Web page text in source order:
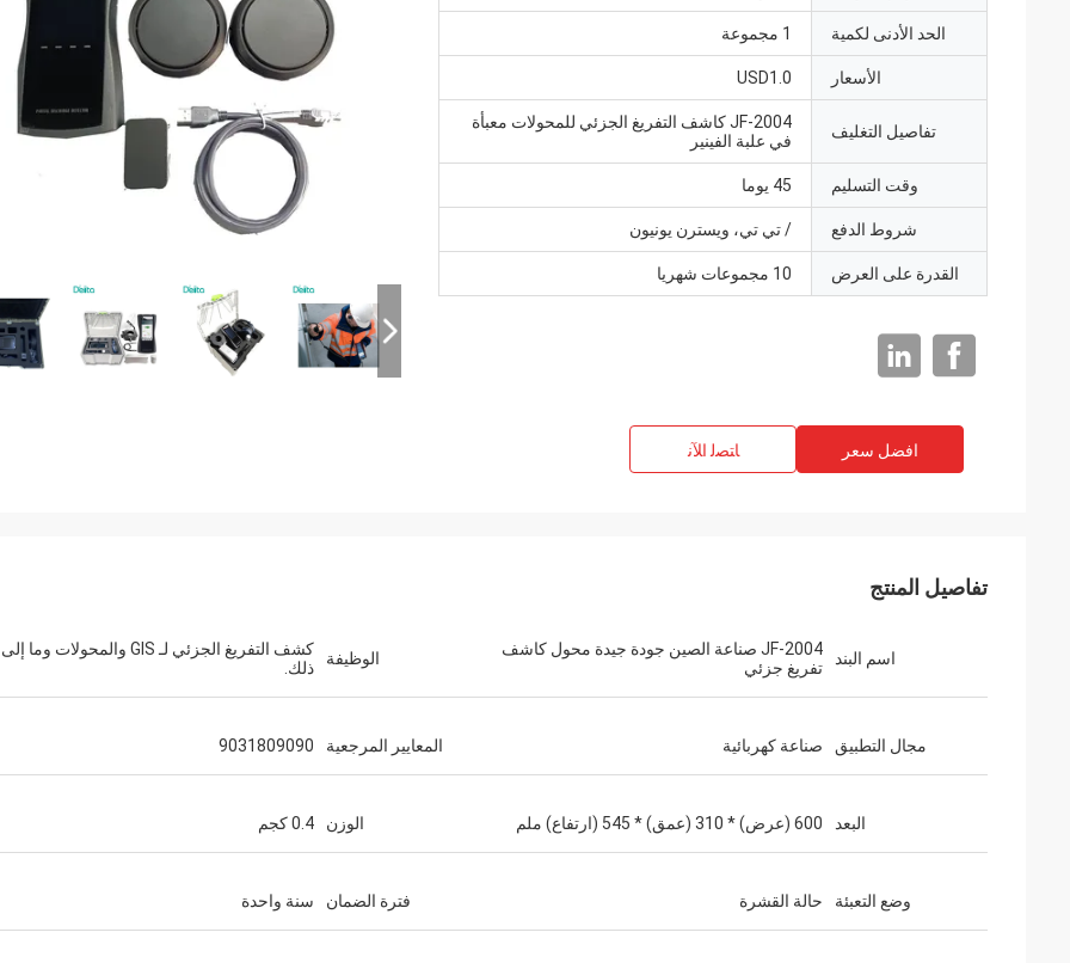
الحد الأدنى لكمية 1 مجموعة
الأسعار USD1.0
تفاصيل التغليف
JF-2004 كاشف التفريغ الجزئي للمحولات معبأة
في علبة الفينير
وقت التسليم 45 يوما
شروط الدفع / تي تي، ويسترن يونيون
القدرة على العرض 10 مجموعات شهريا
افضل سعر ﺎﺘﺼﻟ ﺍﻶﻧ
تفاصيل المنتج
اسم البند
JF-2004 صناعة الصين جودة جيدة محول كاشف
تفريغ جزئي
الوظيفة
كشف التفريغ الجزئي لـ GIS والمحولات وما إلى
ذلك.
مجال التطبيق صناعة كهربائية المعايير المرجعية 9031809090
البعد 600 (عرض) * 310 (عمق) * 545 (ارتفاع) ملم الوزن 0.4 كجم
وضع التعبئة حالة القشرة فترة الضمان سنة واحدة